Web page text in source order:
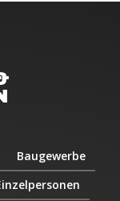
Baugewerbe